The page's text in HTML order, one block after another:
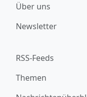
Über uns
Newsletter
RSS-Feeds
Themen